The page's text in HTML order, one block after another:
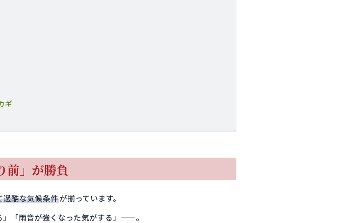
ギ
前」が勝負
過酷な気候条件が揃っています。
」「雨音が強くなった気がする」——。